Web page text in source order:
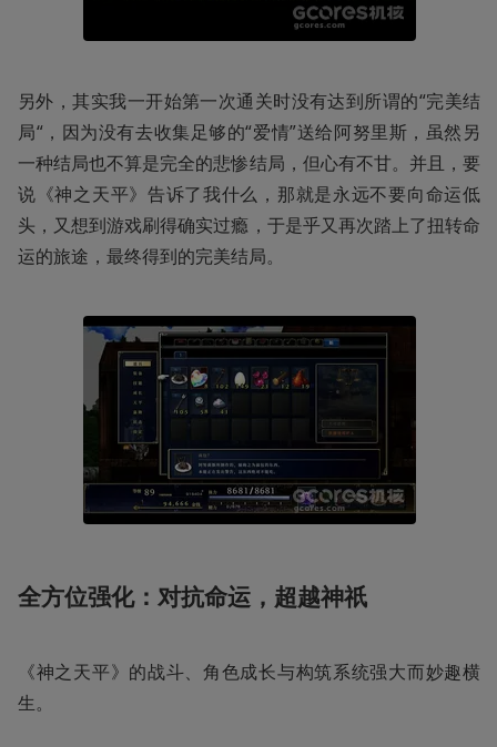
另外，其实我一开始第一次通关时没有达到所谓的“完美结
局“，因为没有去收集足够的“爱情”送给阿努里斯，虽然另
一种结局也不算是完全的悲惨结局，但心有不甘。并且，要
说《神之天平》告诉了我什么，那就是永远不要向命运低
头，又想到游戏刷得确实过瘾，于是乎又再次踏上了扭转命
运的旅途，最终得到的完美结局。
全方位强化：对抗命运，超越神祇
《神之天平》的战斗、角色成长与构筑系统强大而妙趣横
生。